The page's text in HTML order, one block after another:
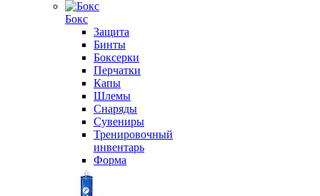
Бокс
Защита
Бинты
Боксерки
Перчатки
Капы
Шлемы
Снаряды
Сувениры
Тренировочный
инвентарь
Форма